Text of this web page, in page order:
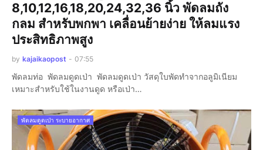
8,10,12,16,18,20,24,32,36 นิ้ว พัดลมถัง
กลม สำหรับพกพา เคลื่อนย้ายง่าย ให้ลมแรง
ประสิทธิภาพสูง
by kajaikaopost - 07:55
พัดลมท่อ พัดลมดูดเป่า พัดลมดูดเป่า วัสดุใบพัดทำจากอลูมิเนียม
เหมาะสำหรับใช้ในงานดูด หรือเป่า…
พัดลมดูดเป่า ระบายอากาศ